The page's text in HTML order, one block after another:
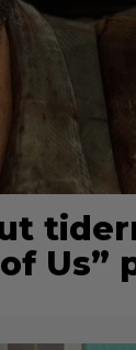
Us”